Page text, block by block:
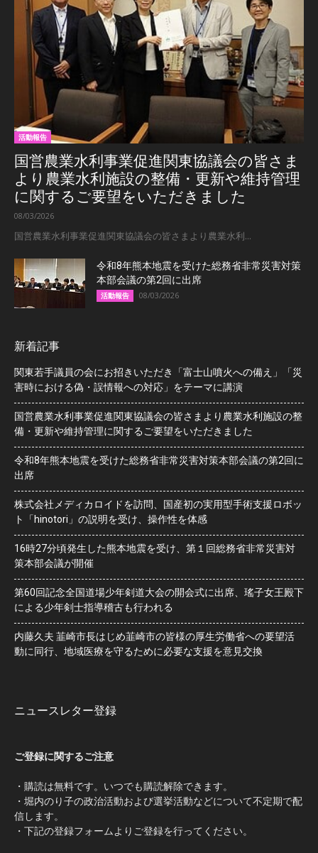
活動報告
国営農業水利事業促進関東協議会の皆さま
より農業水利施設の整備・更新や維持管理
に関するご要望をいただきました
08/03/2026
国営農業水利事業促進関東協議会の皆さまより農業水利...
令和8年熊本地震を受けた総務省非常災害対策
本部会議の第2回に出席
活動報告 08/03/2026
新着記事
関東若手議員の会にお招きいただき「富士山噴火への備え」「災
害時における偽・誤情報への対応」をテーマに講演
国営農業水利事業促進関東協議会の皆さまより農業水利施設の整
備・更新や維持管理に関するご要望をいただきました
令和8年熊本地震を受けた総務省非常災害対策本部会議の第2回に
出席
株式会社メディカロイドを訪問、国産初の実用型手術支援ロボッ
ト「hinotori」の説明を受け、操作性を体感
16時27分頃発生した熊本地震を受け、第１回総務省非常災害対
策本部会議が開催
第60回記念全国道場少年剣道大会の開会式に出席、瑤子女王殿下
による少年剣士指導稽古も行われる
内藤久夫 韮崎市長はじめ韮崎市の皆様の厚生労働省への要望活
動に同行、地域医療を守るために必要な支援を意見交換
ニュースレター登録
ご登録に関するご注意
・購読は無料です。いつでも購読解除できます。
・堀内のり子の政治活動および選挙活動などについて不定期で配
信します。
・下記の登録フォームよりご登録を行ってください。